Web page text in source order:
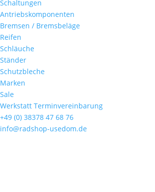
Schaltungen
Antriebskomponenten
Bremsen / Bremsbeläge
Reifen
Schläuche
Ständer
Schutzbleche
Marken
Sale
Werkstatt Terminvereinbarung
+49 (0) 38378 47 68 76
info@radshop-usedom.de